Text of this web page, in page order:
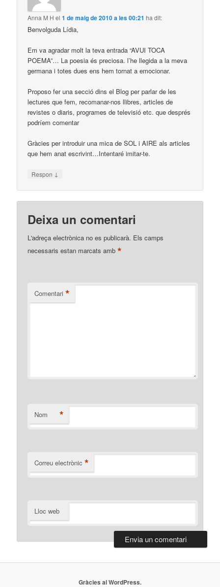
Anna M H el1 de maig de 2010 a les 00:21 ha dit:
Benvolguda Lídia,
Em va agradar molt la teva entrada “AVUI TOCA
POEMA”… La poesia és preciosa. l’he llegida a la meva
germana i totes dues ens hem tornat a emocionar.
Proposo fer una secció dins el Blog per parlar de les
lectures que fem, recomanar-nos llibres, articles de
revistes o diaris, programes de televisió etc. que després
podríem comentar
Gràcies per introduir una mica de SOL i AIRE als articles
que hem anat escrivint…Intentaré imitar-te.
Respon ↓
Deixa un comentari
L'adreça electrònica no es publicarà. Els camps
necessaris estan marcats amb*
Comentari *
Nom *
Correu electrònic *
Lloc web
Gràcies al WordPress.